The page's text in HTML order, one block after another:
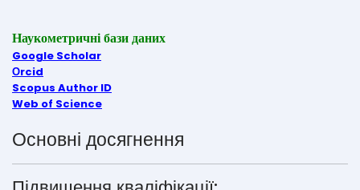
Наукометричні бази даних
Google Scholar
Оrcid
Scopus Author ID
Web of Science
Основні досягнення